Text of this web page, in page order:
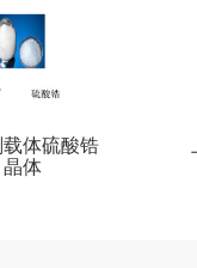
体硫酸锆
晶体